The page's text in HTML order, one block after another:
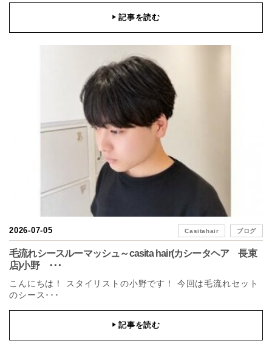
▶記事を読む
2026-07-05 Casitahair ブログ
毛流れシースルーマッシュ～casita hair(カシータヘア 長束
店)小野 ･･･
こんにちは！ スタイリストの小野です！ 今回は毛流れセット
のシース･･･
▶記事を読む